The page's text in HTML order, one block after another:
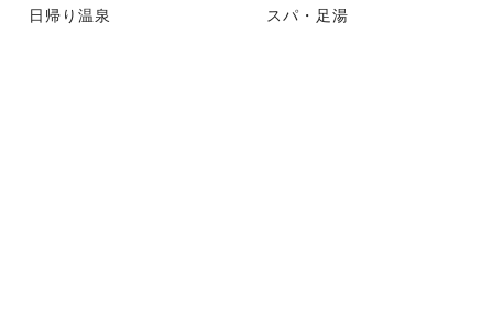
日帰り温泉 スパ・足湯